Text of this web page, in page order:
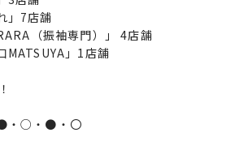
」7店舗
（振袖専門）」 4店舗
MATSUYA」1店舗
○・●・〇